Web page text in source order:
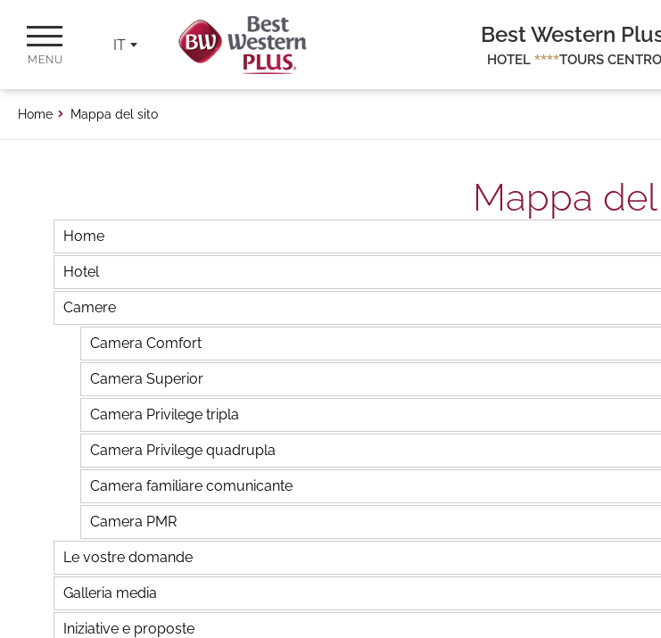
MENU
IT Best Western
HOTEL ****TOURS
Home Mappa del sito
Mappa
Home
Hotel
Camere
Camera Comfort
Camera Superior
Camera Privilege tripla
Camera Privilege quadrupla
Camera familiare comunicante
Camera PMR
Le vostre domande
Galleria media
Iniziative e proposte